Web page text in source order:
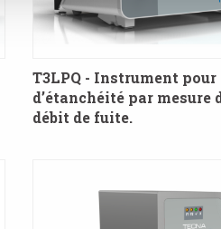
T3LPQ - Instrument pour
d’étanchéité par mesure
débit de fuite.